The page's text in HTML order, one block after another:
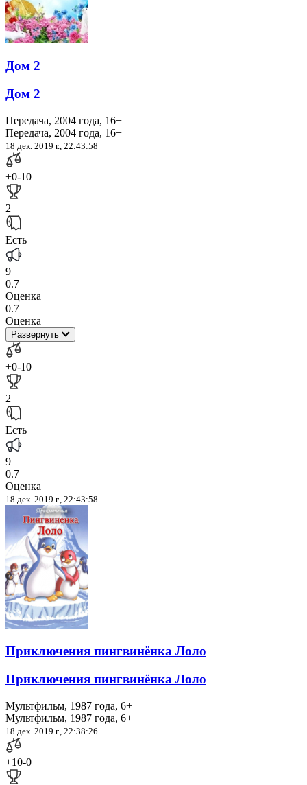
Дом 2
Дом 2
Передача, 2004 года, 16+
Передача, 2004 года, 16+
18 дек. 2019 г., 22:43:58
+0-10
2
Есть
9
0.7
Оценка
0.7
Оценка
Развернуть
+0-10
2
Есть
9
0.7
Оценка
18 дек. 2019 г., 22:43:58
Приключения пингвинёнка Лоло
Приключения пингвинёнка Лоло
Мультфильм, 1987 года, 6+
Мультфильм, 1987 года, 6+
18 дек. 2019 г., 22:38:26
+10-0